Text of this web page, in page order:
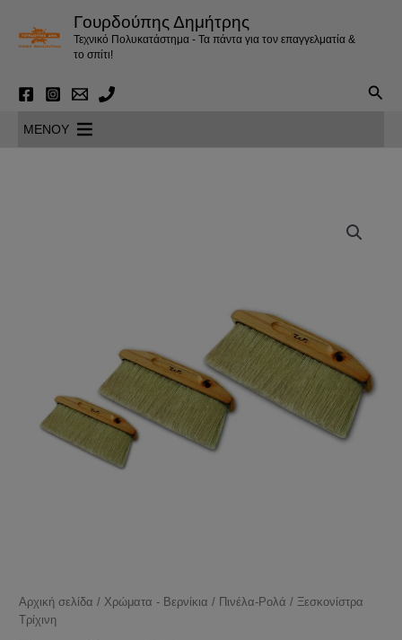
περιεχόμενο
Γουρδούπης Δημήτρης
Τεχνικό Πολυκατάστημα - Τα πάντα για τον επαγγελματία &
το σπίτι!
MENOY
Αρχική σελίδα / Χρώματα - Βερνίκια / Πινέλα-Ρολά / Ξεσκονίστρα
Τρίχινη